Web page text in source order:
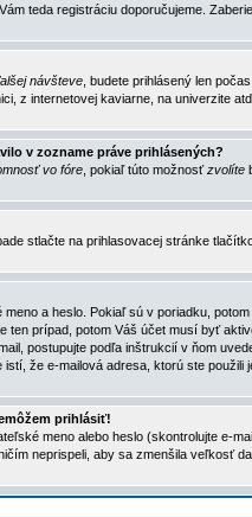
teda registráciu doporučujeme.
návšteve , budete prihlásený len
z internetovej kaviarne, na univerzite atď.
v zozname práve prihlásených?
vo fóre , pokiaľ túto možnosťzvolíte
stlačte na prihlasovacej stránke
a heslo. Pokiaľ sú v poriadku,
prípad, potom Váš účet musí byť
postupujte podľa inštrukcií v ňom
že e-mailová adresa, ktorú ste použili
prihlásiť!
meno alebo heslo (skontrolujte e-
neprispeli, aby sa zmenšila veľkosť